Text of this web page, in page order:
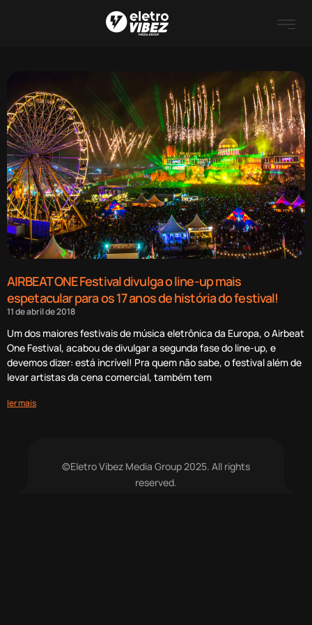
AIRBEAT ONE Festival divulga o line-up mais
espetacular para os 17 anos de história do festival!
11 de abril de 2018
Um dos maiores festivais de música eletrônica da Europa, o Airbeat
One Festival, acabou de divulgar a segunda fase do line-up, e
devemos dizer: está incrível! Pra quem não sabe, o festival além de
levar artistas da cena comercial, também tem
ler mais
©Eletro Vibez Media Group 2025. All rights
reserved.